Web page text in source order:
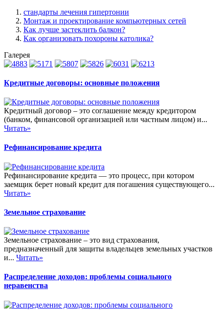
стандарты лечения гипертонии
Монтаж и проектирование компьютерных сетей
Как лучше застеклить балкон?
Как организовать похороны католика?
Галерея
Кредитные договоры: основные положения
Кредитный договор – это соглашение между кредитором
(банком, финансовой организацией или частным лицом) и...
Читать»
Рефинансирование кредита
Рефинансирование кредита — это процесс, при котором
заемщик берет новый кредит для погашения существующего...
Читать»
Земельное страхование
Земельное страхование – это вид страхования,
предназначенный для защиты владельцев земельных участков
и... Читать»
Распределение доходов: проблемы социального
неравенства